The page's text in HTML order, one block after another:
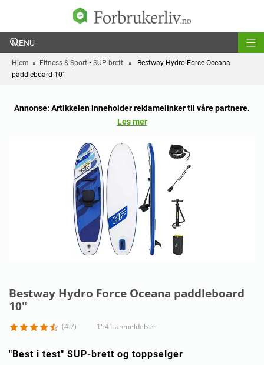
Hjem » Fitness & Sport • SUP-brett » Bestway Hydro Force Oceana
paddleboard 10″
Annonse: Artikkelen inneholder reklamelinker til våre partnere.
Les mer
Bestway Hydro Force Oceana paddleboard
10"
(4.7) 1541 anmeldelser
"Best i test" SUP-brett og toppselger